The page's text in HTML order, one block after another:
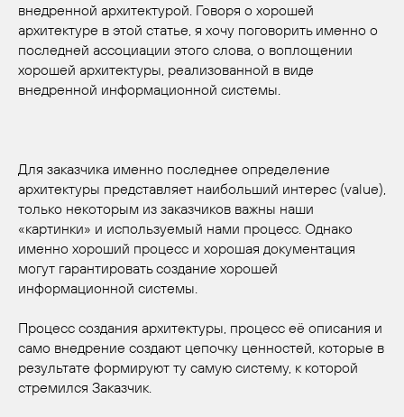
внедренной архитектурой. Говоря о хорошей
архитектуре в этой статье, я хочу поговорить именно о
последней ассоциации этого слова, о воплощении
хорошей архитектуры, реализованной в виде
внедренной информационной системы.
Для заказчика именно последнее определение
архитектуры представляет наибольший интерес (value),
только некоторым из заказчиков важны наши
«картинки» и используемый нами процесс. Однако
именно хороший процесс и хорошая документация
могут гарантировать создание хорошей
информационной системы.
Процесс создания архитектуры, процесс её описания и
само внедрение создают цепочку ценностей, которые в
результате формируют ту самую систему, к которой
стремился Заказчик.